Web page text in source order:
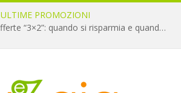
ULTIME PROMOZIONI
La veridicità delle offerte “3×2”: quando si risparmia e quando è un’illusione